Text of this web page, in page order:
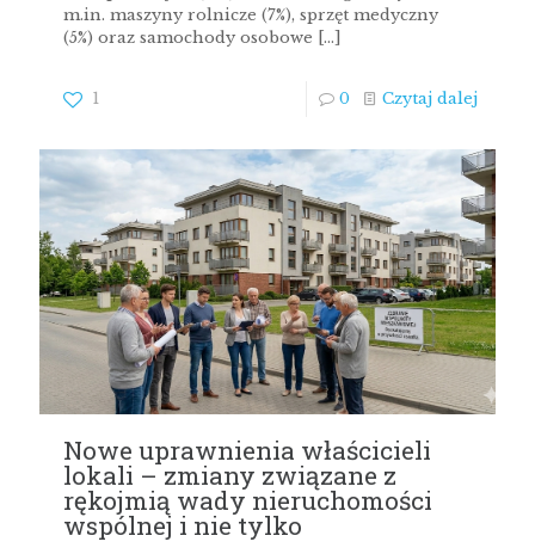
m.in. maszyny rolnicze (7%), sprzęt medyczny
(5%) oraz samochody osobowe […]
1 0 Czytaj dalej
Nowe uprawnienia właścicieli
lokali – zmiany związane z
rękojmią wady nieruchomości
wspólnej i nie tylko